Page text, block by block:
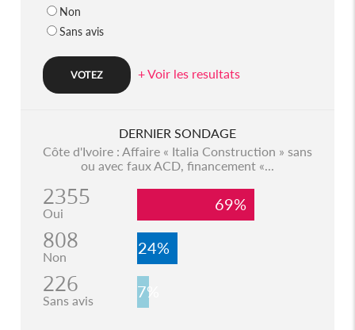
Non
Sans avis
+ Voir les resultats
DERNIER SONDAGE
Côte d'Ivoire : Affaire « Italia Construction » sans
ou avec faux ACD, financement «...
2355
Oui 69%
808
Non 24%
226
Sans avis 7%